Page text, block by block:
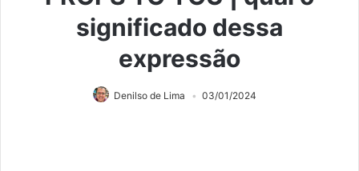
significado dessa
expressão
Denilso de Lima 03/01/2024